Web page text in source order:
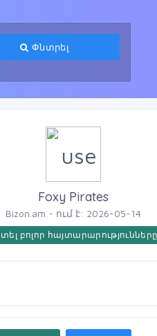
Փնտրել
Foxy Pirates
Bizon.am - ում է: 2026-05-14
բոլոր հայտարարությունները